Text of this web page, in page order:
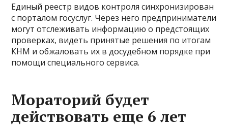
Единый реестр видов контроля синхронизирован
с порталом госуслуг. Через него предприниматели
могут отслеживать информацию о предстоящих
проверках, видеть принятые решения по итогам
КНМ и обжаловать их в досудебном порядке при
помощи специального сервиса.
Мораторий будет
действовать еще 6 лет